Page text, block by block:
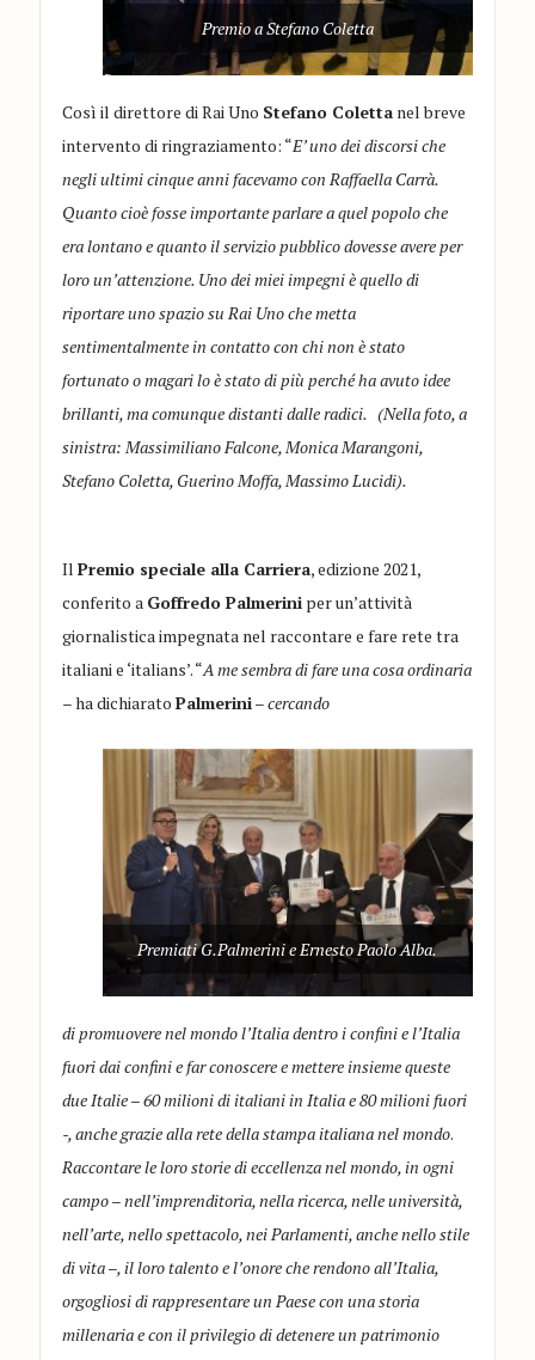
Premio a Stefano Coletta
Così il direttore di Rai Uno Stefano Coletta nel breve
intervento di ringraziamento: “E’ uno dei discorsi che
negli ultimi cinque anni facevamo con Raffaella Carrà.
Quanto cioè fosse importante parlare a quel popolo che
era lontano e quanto il servizio pubblico dovesse avere per
loro un’attenzione. Uno dei miei impegni è quello di
riportare uno spazio su Rai Uno che metta
sentimentalmente in contatto con chi non è stato
fortunato o magari lo è stato di più perché ha avuto idee
brillanti, ma comunque distanti dalle radici. (Nella foto, a
sinistra: Massimiliano Falcone, Monica Marangoni,
Stefano Coletta, Guerino Moffa, Massimo Lucidi).
IlPremio speciale alla Carriera, edizione 2021,
conferito a Goffredo Palmerini per un’attività
giornalistica impegnata nel raccontare e fare rete tra
italiani e ‘italians’. “A me sembra di fare una cosa ordinaria
– ha dichiaratoPalmerini–cercando
Premiati G.Palmerini e Ernesto Paolo Alba.
di promuovere nel mondo l’Italia dentro i confini e l’Italia
fuori dai confini e far conoscere e mettere insieme queste
due Italie – 60 milioni di italiani in Italia e 80 milioni fuori
-, anche grazie alla rete della stampa italiana nel mondo.
Raccontare le loro storie di eccellenza nel mondo, in ogni
campo – nell’imprenditoria, nella ricerca, nelle università,
nell’arte, nello spettacolo, nei Parlamenti, anche nello stile
di vita –, il loro talento e l’onore che rendono all’Italia,
orgogliosi di rappresentare un Paese con una storia
millenaria e con il privilegio di detenere un patrimonio